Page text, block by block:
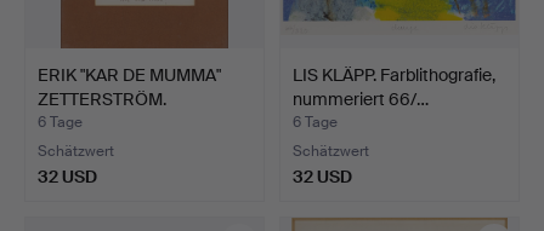
ERIK "KAR DE MUMMA"
ZETTERSTRÖM.
Zeichnung…
6 Tage
Schätzwert
32 USD
LIS KLÄPP. Farblithografie,
nummeriert 66/…
6 Tage
Schätzwert
32 USD